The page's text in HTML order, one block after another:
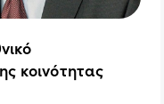
κοινότητας